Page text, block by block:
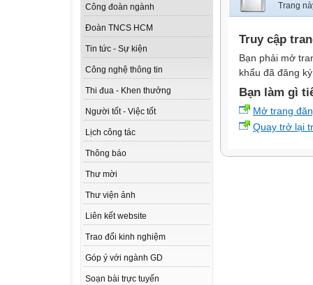
Công đoàn ngành
Đoàn TNCS HCM
Tin tức - Sự kiện
Công nghệ thông tin
Thi đua - Khen thưởng
Người tốt - Việc tốt
Lịch công tác
Thông báo
Thư mời
Thư viện ảnh
Liên kết website
Trao đổi kinh nghiệm
Góp ý với ngành GD
Soạn bài trực tuyến
Trang
Truy cập
Bạn phải mở
khẩu đã đăng
Bạn làm gì
Mở trang
Quay trở lại